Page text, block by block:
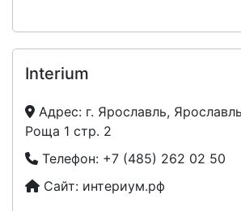
Interium
Адрес: г. Ярославль,
Роща 1 стр. 2
Телефон: +7 (485) 262 02 50
Сайт: интериум.рф